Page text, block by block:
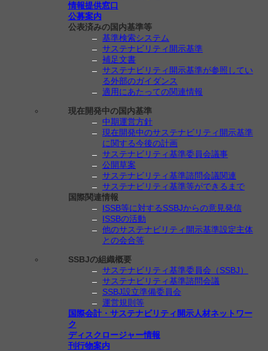
情報提供窓口
公募案内
公表済みの国内基準等
基準検索システム
サステナビリティ開示基準
補足文書
サステナビリティ開示基準が参照してい
る外部のガイダンス
適用にあたっての関連情報
現在開発中の国内基準
中期運営方針
現在開発中のサステナビリティ開示基準
に関する今後の計画
サステナビリティ基準委員会議事
公開草案
サステナビリティ基準諮問会議関連
サステナビリティ基準等ができるまで
国際関連情報
ISSB等に対するSSBJからの意見発信
ISSBの活動
他のサステナビリティ開示基準設定主体
との会合等
SSBJの組織概要
サステナビリティ基準委員会（SSBJ）
サステナビリティ基準諮問会議
SSBJ設立準備委員会
運営規則等
国際会計・サステナビリティ開示人材ネットワー
ク
ディスクロージャー情報
刊行物案内